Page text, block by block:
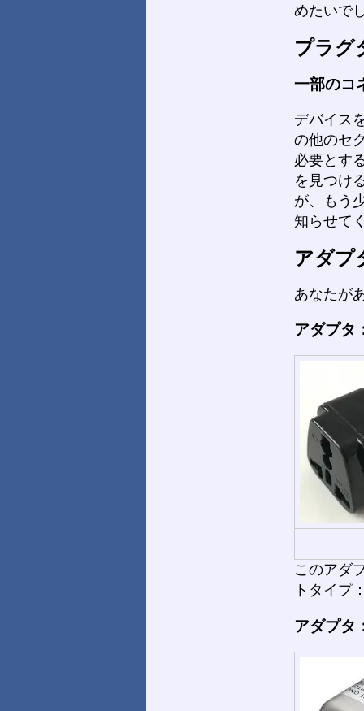
めたいで
プラグ
一部のコ
デバイス
の他のセ
必要とす
を見つけ
が、もう
知らせて
アダプ
あなたが
アダプタ
このアダ
トタイプ
アダプタ